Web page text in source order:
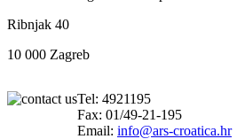
Ribnjak 40
10 000 Zagreb
Tel: 4921195
Fax: 01/49-21-195
Email: info@ars-croatica.hr